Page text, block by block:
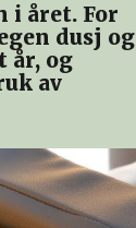
i året. For
dusj og
år, og
av